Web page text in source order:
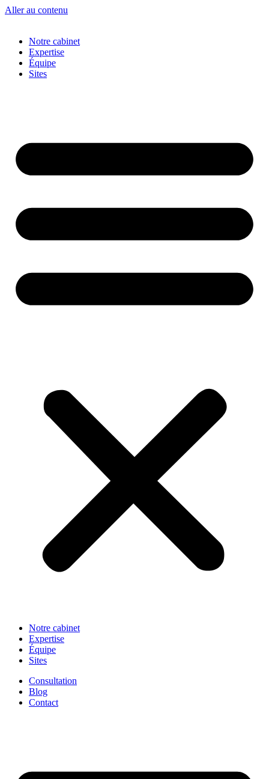
Aller au contenu
Notre cabinet
Expertise
Équipe
Sites
Notre cabinet
Expertise
Équipe
Sites
Consultation
Blog
Contact